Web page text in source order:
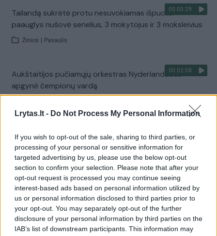
Lrytas.lt - Do Not Process My Personal Information
If you wish to opt-out of the sale, sharing to third parties, or
processing of your personal or sensitive information for
targeted advertising by us, please use the below opt-out
section to confirm your selection. Please note that after your
opt-out request is processed you may continue seeing
interest-based ads based on personal information utilized by
us or personal information disclosed to third parties prior to
your opt-out. You may separately opt-out of the further
disclosure of your personal information by third parties on the
IAB’s list of downstream participants. This information may
00:00:29
Tailandą sukrėtė protu nesuvokiamas išpuolis:
paauglys nušovė senelius, 3 mokytojus ir 3 moksleivius
Žinios Pasaulis
00:02:08
Aukštaitijos pučiamųjų orkestras Nyderlanduose
apgynė čempionų vardą
Visi įrašai
Žiūrimiausi įrašai
00:00:30
Vaizdai iš tragiškos avarijos Vilniaus r.: dviejų moterų ir
vaiko gyvybių išgelbėti nepavyko